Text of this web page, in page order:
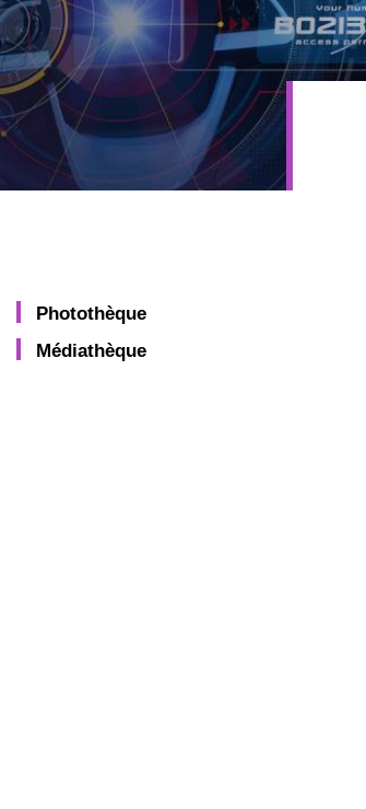
Photothèque
Médiathèque